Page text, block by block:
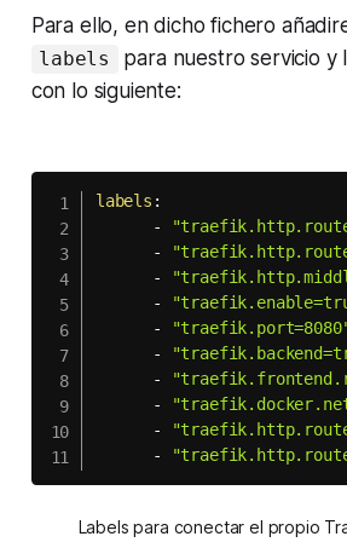
Para ello, en dicho fichero
labels
para nuestro servicio y
con lo siguiente:
labels :
-
-
-
-
-
-
-
-
-
-
Labels para conectar el propio